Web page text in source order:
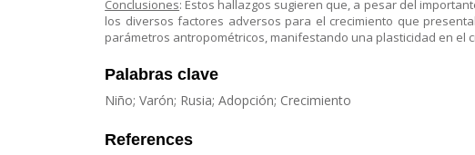
Conclusiones: Estos hallazgos sugieren que, a pesar del
los diversos factores adversos para el crecimiento que
parámetros antropométricos, manifestando una plasticidad en el
Palabras clave
Niño; Varón; Rusia; Adopción; Crecimiento
References